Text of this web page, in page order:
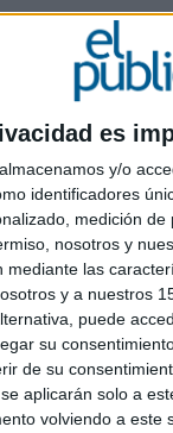
es
almacenamos y/o
identificadores
medición
nosotros y
las
y a nuestros
puede
su
de su
aplicarán solo a
volviendo a